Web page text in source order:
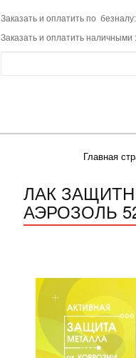
Заказать и оплатить по
Заказать и оплатить наличными
Главная
ЛАК
АЭРОЗОЛЬ